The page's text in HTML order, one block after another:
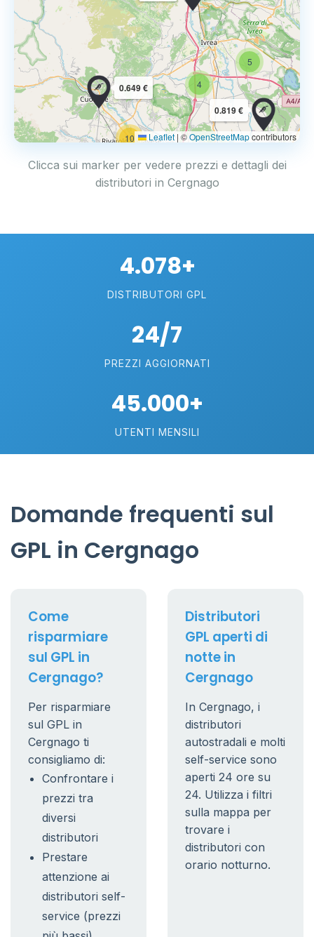
10
4
5
0.819 €
0.649 €
Leaflet | ©OpenStreetMapcontributors
Clicca sui marker per vedere prezzi e dettagli dei
distributori in Cergnago
4.078+
DISTRIBUTORI GPL
24/7
PREZZI AGGIORNATI
45.000+
UTENTI MENSILI
Domande frequenti sul
GPL in Cergnago
Come
risparmiare
sul GPL in
Cergnago?
Per risparmiare
sul GPL in
Cergnago ti
consigliamo di:
Confrontare i
prezzi tra
diversi
distributori
Prestare
attenzione ai
distributori self-
service (prezzi
Distributori
GPL aperti di
notte in
Cergnago
In Cergnago, i
distributori
autostradali e molti
self-service sono
aperti 24 ore su
24. Utilizza i filtri
sulla mappa per
trovare i
distributori con
orario notturno.